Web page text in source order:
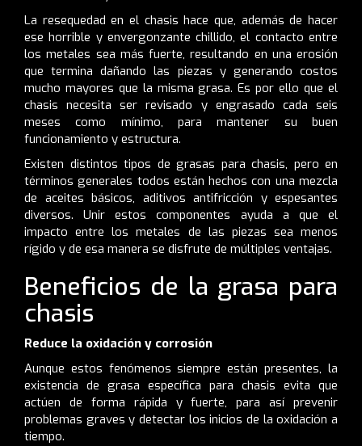
La resequedad en el chasis hace que, además de hacer
ese horrible y envergonzante chillido, el contacto entre
los metales sea más fuerte, resultando en una erosión
que termina dañando las piezas y generando costos
mucho mayores que la misma grasa. Es por ello que el
chasis necesita ser revisado y engrasado cada seis
meses como mínimo, para mantener su buen
funcionamiento y estructura.
Existen distintos tipos de grasas para chasis, pero en
términos generales todos están hechos con una mezcla
de aceites básicos, aditivos antifricción y espesantes
diversos. Unir estos componentes ayuda a que el
impacto entre los metales de las piezas sea menos
rígido y de esa manera se disfrute de múltiples ventajas.
Beneficios de la grasa para
chasis
Reduce la oxidación y corrosión
Aunque estos fenómenos siempre están presentes, la
existencia de grasa específica para chasis evita que
actúen de forma rápida y fuerte, para así prevenir
problemas graves y detectar los inicios de la oxidación a
tiempo.